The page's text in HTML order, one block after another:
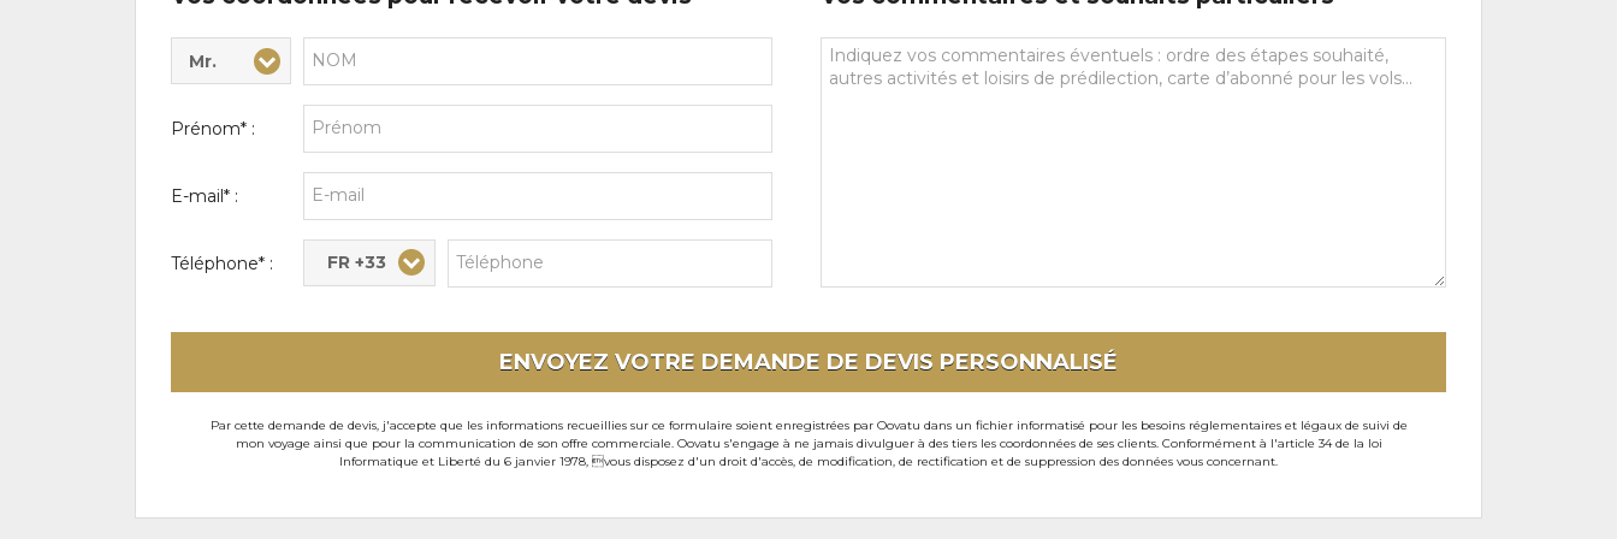
Civilité* :
Mr.
Nom* :
Prénom* :
E-mail* :
Téléphone* : FR +33
Vos
commentaires
ENVOYEZ VOTRE DEMANDE DE DEVIS PERSONNALISÉ
Par cette demande de devis, j'accepte que les informations recueillies sur ce formulaire soient enregistrées par Oovatu dans un fichier informatisé pour les besoins réglementaires et légaux de suivi de
mon voyage ainsi que pour la communication de son offre commerciale. Oovatu s'engage à ne jamais divulguer à des tiers les coordonnées de ses clients. Conformément à l'article 34 de la loi
Informatique et Liberté du 6 janvier 1978, vous disposez d'un droit d'accès, de modification, de rectification et de suppression des données vous concernant.